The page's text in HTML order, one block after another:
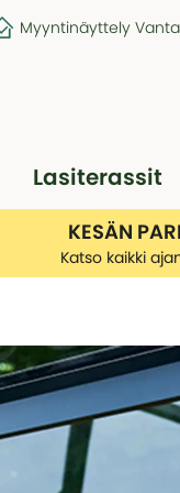
Myyntinäyttely
Lasiterassit
KESÄN
Katso kaikki